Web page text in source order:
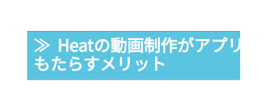
≫  Heatの動画制作がアプリ開
もたらすメリット